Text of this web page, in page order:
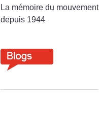
La mémoire du mouvement
depuis 1944